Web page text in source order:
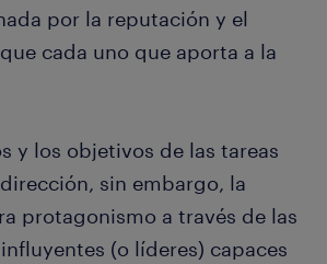
por la reputación y el
cada uno que aporta a la
y los objetivos de las tareas
sin embargo, la
protagonismo a través de las
(o líderes) capaces